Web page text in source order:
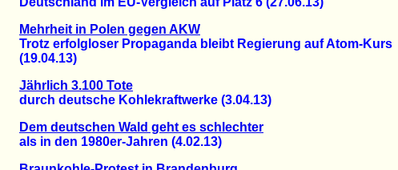
Mehrheit in Polen gegen AKW
Trotz erfolgloser Propaganda bleibt Regierung auf Atom-Kurs
(19.04.13)
Jährlich 3.100 Tote
durch deutsche Kohlekraftwerke (3.04.13)
Dem deutschen Wald geht es schlechter
als in den 1980er-Jahren (4.02.13)